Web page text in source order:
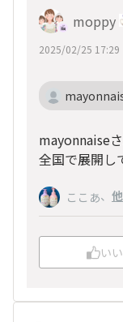
moppy
2025/02/25 17:29
mayonnaise
全国で展開し
ここあ、
い